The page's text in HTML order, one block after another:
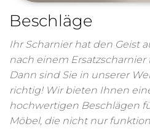
Beschläge
Ihr Scharnier hat den Geist
nach einem
Dann sind Sie in unserer
richtig! Wir bieten Ihnen
hochwertigen Beschlägen
Möbel, die nicht nur